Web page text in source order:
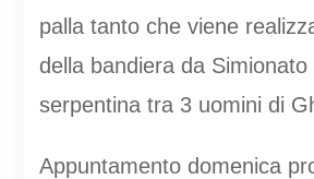
palla tanto che viene
della bandiera da
serpentina tra 3 uomini di
Appuntamento domenica